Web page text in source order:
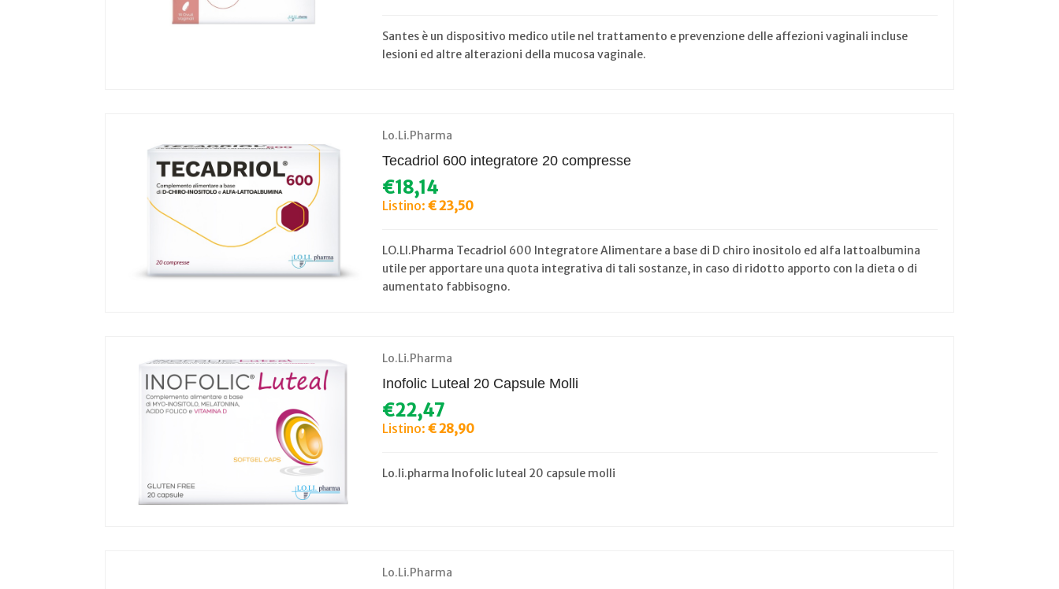
Santes è un dispositivo medico utile nel trattamento e prevenzione delle affezioni vaginali incluse
lesioni ed altre alterazioni della mucosa vaginale.
Lo.Li.Pharma
Tecadriol 600 integratore 20 compresse
€18,14
Listino: € 23,50
LO.LI.Pharma Tecadriol 600 Integratore Alimentare a base di D chiro inositolo ed alfa lattoalbumina
utile per apportare una quota integrativa di tali sostanze, in caso di ridotto apporto con la dieta o di
aumentato fabbisogno.
Lo.Li.Pharma
Inofolic Luteal 20 Capsule Molli
€22,47
Listino: € 28,90
Lo.li.pharma Inofolic luteal 20 capsule molli
Lo.Li.Pharma